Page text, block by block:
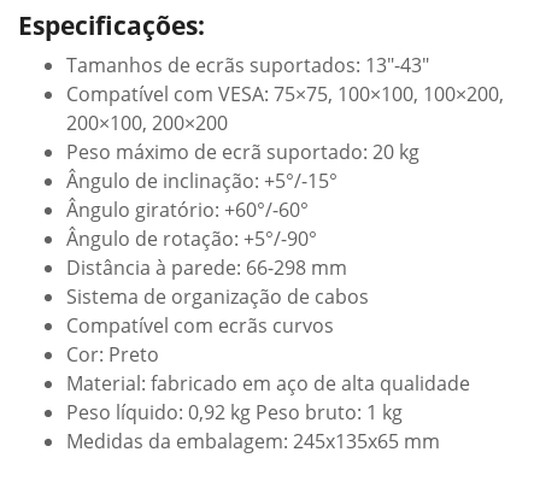
Especificações:
Tamanhos de ecrãs suportados: 13″-43″
Compatível com VESA: 75×75, 100×100, 100×200,
200×100, 200×200
Peso máximo de ecrã suportado: 20 kg
Ângulo de inclinação: +5°/-15°
Ângulo giratório: +60°/-60°
Ângulo de rotação: +5°/-90°
Distância à parede: 66-298 mm
Sistema de organização de cabos
Compatível com ecrãs curvos
Cor: Preto
Material: fabricado em aço de alta qualidade
Peso líquido: 0,92 kg Peso bruto: 1 kg
Medidas da embalagem: 245x135x65 mm